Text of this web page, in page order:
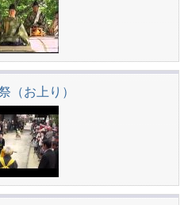
（お上り）